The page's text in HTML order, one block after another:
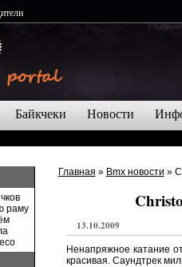
Байкчеки Новости
Главная » Bmx новости »
13.10.2009
Ненапряжное катание
красивая. Саундтрек
раму